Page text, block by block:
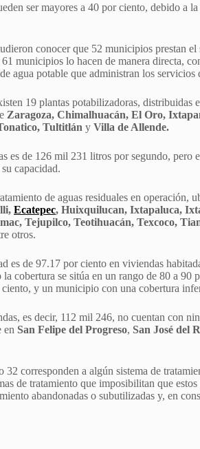
ser mayores a 40 por ciento, debido a
conocer que 52 municipios prestan
municipios lo hacen de manera directa,
agua potable que administran los servicios
19 plantas potabilizadoras, distribuidas
Zaragoza, Chimalhuacán, El Oro,
Tultitlán y Villa de Allende.
es de 126 mil 231 litros por segundo, pero
capacidad.
de aguas residuales en operación,
Ecatepec, Huixquilucan, Ixtapaluca,
Tejupilco, Teotihuacán, Texcoco,
otros.
es de 97.17 por ciento en viviendas
cobertura se sitúa en un rango de 80 a 90
y un municipio con una cobertura
es decir, 112 mil 246, no cuentan con
en San Felipe del Progreso, San José del
corresponden a algún sistema de
de tratamiento que imposibilitan que
abandonadas o subutilizadas y, en